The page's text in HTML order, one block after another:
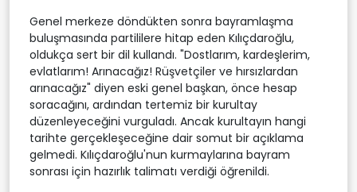
Genel merkeze döndükten sonra bayramlaşma
buluşmasında partililere hitap eden Kılıçdaroğlu,
oldukça sert bir dil kullandı. "Dostlarım, kardeşlerim,
evlatlarım! Arınacağız! Rüşvetçiler ve hırsızlardan
arınacağız" diyen eski genel başkan, önce hesap
soracağını, ardından tertemiz bir kurultay
düzenleyeceğini vurguladı. Ancak kurultayın hangi
tarihte gerçekleşeceğine dair somut bir açıklama
gelmedi. Kılıçdaroğlu'nun kurmaylarına bayram
sonrası için hazırlık talimatı verdiği öğrenildi.